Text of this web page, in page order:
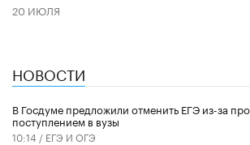
20 ИЮЛЯ
НОВОСТИ
В Госдуме предложили отменить ЕГЭ из-за
поступлением в вузы
10:14 / ЕГЭ И ОГЭ